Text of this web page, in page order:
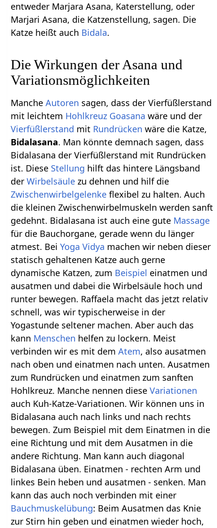
entweder Marjara Asana, Katerstellung, oder
Marjari Asana, die Katzenstellung, sagen. Die
Katze heißt auch Bidala.
Die Wirkungen der Asana und
Variationsmöglichkeiten
MancheAutoren sagen, dass der Vierfüßlerstand
mit leichtem Hohlkreuz Goasana wäre und der
Vierfüßlerstand mit Rundrücken wäre die Katze,
Bidalasana. Man könnte demnach sagen, dass
Bidalasana der Vierfüßlerstand mit Rundrücken
ist. Diese Stellung hilft das hintere Längsband
derWirbelsäule zu dehnen und hilf die
Zwischenwirbelgelenke flexibel zu halten. Auch
die kleinen Zwischenwirbelmuskeln werden sanft
gedehnt. Bidalasana ist auch eine gute Massage
für die Bauchorgane, gerade wenn du länger
atmest. BeiYoga Vidya machen wir neben dieser
statisch gehaltenen Katze auch gerne
dynamische Katzen, zum Beispiel einatmen und
ausatmen und dabei die Wirbelsäule hoch und
runter bewegen. Raffaela macht das jetzt relativ
schnell, was wir typischerweise in der
Yogastunde seltener machen. Aber auch das
kann Menschen helfen zu lockern. Meist
verbinden wir es mit demAtem, also ausatmen
nach oben und einatmen nach unten. Ausatmen
zum Rundrücken und einatmen zum sanften
Hohlkreuz. Manche nennen dieseVariationen
auch Kuh-Katze-Variationen. Wir können uns in
Bidalasana auch nach links und nach rechts
bewegen. Zum Beispiel mit dem Einatmen in die
eine Richtung und mit dem Ausatmen in die
andere Richtung. Man kann auch diagonal
Bidalasana üben. Einatmen - rechten Arm und
linkes Bein heben und ausatmen - senken. Man
kann das auch noch verbinden mit einer
Bauchmuskelübung: Beim Ausatmen das Knie
zur Stirn hin geben und einatmen wieder hoch,